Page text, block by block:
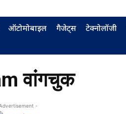
ऑटोमोबाइल गैजेट्स टेक्नोलॉजी
वांगचुक
-